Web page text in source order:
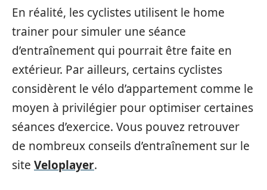
En réalité, les cyclistes utilisent le home
trainer pour simuler une séance
d’entraînement qui pourrait être faite en
extérieur. Par ailleurs, certains cyclistes
considèrent le vélo d’appartement comme le
moyen à privilégier pour optimiser certaines
séances d’exercice. Vous pouvez retrouver
de nombreux conseils d’entraînement sur le
site Veloplayer.